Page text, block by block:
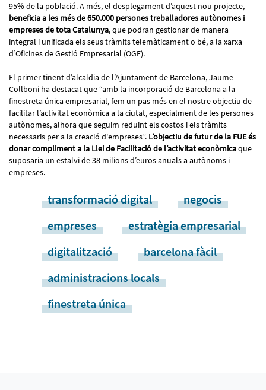
95% de la població. A més, el desplegament d’aquest nou projecte,
beneficia a les més de 650.000 persones treballadores autònomes i
empreses de tota Catalunya, que podran gestionar de manera
integral i unificada els seus tràmits telemàticament o bé, a la xarxa
d’Oficines de Gestió Empresarial (OGE).
El primer tinent d’alcaldia de l’Ajuntament de Barcelona, Jaume
Collboni ha destacat que “amb la incorporació de Barcelona a la
finestreta única empresarial, fem un pas més en el nostre objectiu de
facilitar l’activitat econòmica a la ciutat, especialment de les persones
autònomes, alhora que seguim reduint els costos i els tràmits
necessaris per a la creació d'empreses”. L’objectiu de futur de la FUE és
donar compliment a la Llei de Facilitació de l’activitat econòmicaque
suposaria un estalvi de 38 milions d’euros anuals a autònoms i
empreses.
transformació digital
negocis
empreses
estratègia empresarial
digitalització
barcelona fàcil
administracions locals
finestreta única